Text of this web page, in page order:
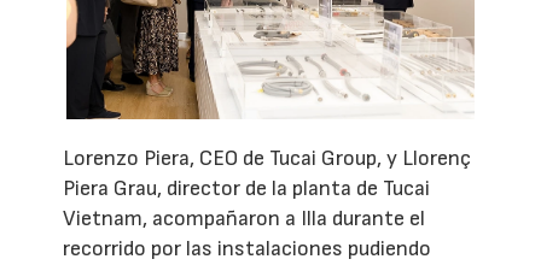
Lorenzo Piera, CEO de Tucai Group, y Llorenç
Piera Grau, director de la planta de Tucai
Vietnam, acompañaron a Illa durante el
recorrido por las instalaciones pudiendo